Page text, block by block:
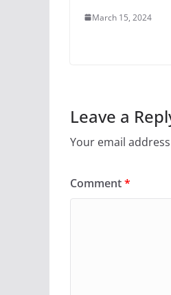
March 15, 2024
Leave a
Your email
Comment*